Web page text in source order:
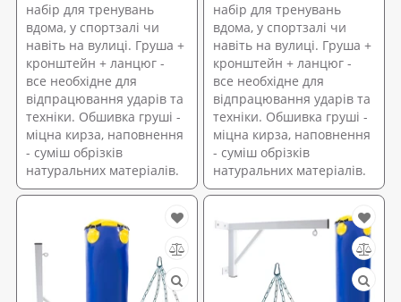
набір для тренувань
вдома, у спортзалі чи
навіть на вулиці. Груша +
кронштейн + ланцюг -
все необхідне для
відпрацювання ударів та
техніки. Обшивка груші -
міцна кирза, наповнення
- суміш обрізків
натуральних матеріалів.
набір для тренувань
вдома, у спортзалі чи
навіть на вулиці. Груша +
кронштейн + ланцюг -
все необхідне для
відпрацювання ударів та
техніки. Обшивка груші -
міцна кирза, наповнення
- суміш обрізків
натуральних матеріалів.